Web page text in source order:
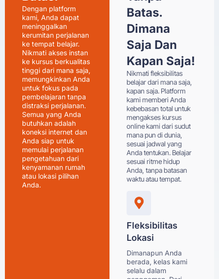
Dengan platform
kami, Anda dapat
meninggalkan
kerumitan perjalanan
ke tempat belajar.
Nikmati akses instan
ke kursus berkualitas
tinggi dari mana saja,
memungkinkan Anda
untuk fokus pada
pembelajaran tanpa
distraksi perjalanan.
Semua yang Anda
butuhkan adalah
koneksi internet dan
Anda siap untuk
memulai perjalanan
pengetahuan dari
kenyamanan rumah
atau lokasi pilihan
Anda.
Batas.
Dimana
Saja Dan
Kapan Saja!
Nikmati fleksibilitas
belajar dari mana saja,
kapan saja. Platform
kami memberi Anda
kebebasan total untuk
mengakses kursus
online kami dari sudut
mana pun di dunia,
sesuai jadwal yang
Anda tentukan. Belajar
sesuai ritme hidup
Anda, tanpa batasan
waktu atau tempat.
Fleksibilitas
Lokasi
Dimanapun Anda
berada, kelas kami
selalu dalam